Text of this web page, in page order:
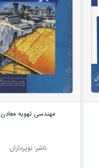
مهندسی تهویه معادن
ناشر: نوپردازان